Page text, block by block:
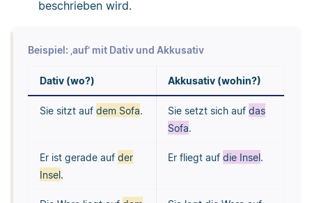
beschrieben wird.
Beispiel: ‚auf‘ mit Dativ und Akkusativ
Dativ (wo?) Akkusativ (wohin?)
Sie sitzt auf dem Sofa. Sie setzt sich auf das
Sofa.
Er ist gerade auf der
Insel.
Er fliegt auf die Insel.